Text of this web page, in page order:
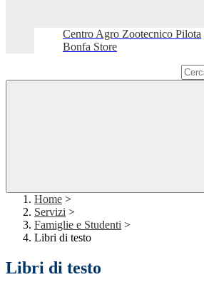
Centro Agro Zootecnico Pilota
Bonfa Store
Home >
Servizi >
Famiglie e Studenti >
Libri di testo
Libri di testo